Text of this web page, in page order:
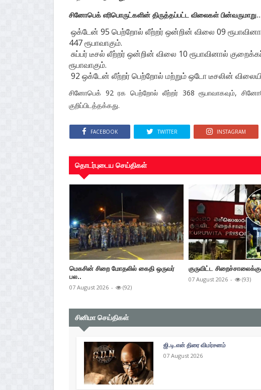
சினோபெக் எரிபொருட்களின் திருத்தப்பட்ட விலைகள்
ஒக்டேன் 95 பெற்றோல் லீற்றர் ஒன்றின் விலை 09
447 ரூபாவாகும்.
சுப்பர் டீசல் லீற்றர் ஒன்றின் விலை 10 ரூபாவினால்
ரூபாவாகும்.
92 ஒக்டேன் லீற்றர் பெற்றோல் மற்றும் ஒடோ டீசலின்
சினோபெக் 92 ரக பெற்றோல் லீற்றர் 368 ரூபாவாகவும்,
குறிப்பிடத்தக்கது.
FACEBOOK TWITTER INSTAGRAM
தொடர்புடைய செய்திகள்
மெகசின் சிறை மோதலில் கைதி ஒருவர்
பல..
07 August 2026 - (92)
குருவிட்ட
07 August 2026 - (93)
சினிமா செய்திகள்
ஜி.டி.என் திரை விமர்சனம்
07 August 2026